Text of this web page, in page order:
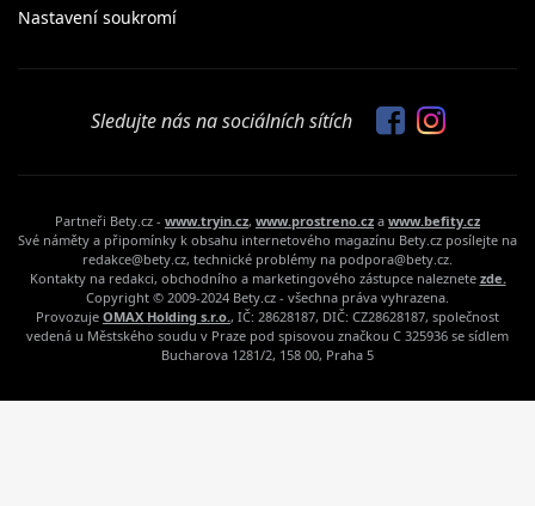
Nastavení soukromí
Sledujte nás na sociálních sítích
Partneři Bety.cz - www.tryin.cz, www.prostreno.cz a www.befity.cz
Své náměty a připomínky k obsahu internetového magazínu Bety.cz posílejte na
redakce@bety.cz, technické problémy na podpora@bety.cz.
Kontakty na redakci, obchodního a marketingového zástupce naleznete zde.
Copyright © 2009-2024 Bety.cz - všechna práva vyhrazena.
Provozuje OMAX Holding s.r.o., IČ: 28628187, DIČ: CZ28628187, společnost
vedená u Městského soudu v Praze pod spisovou značkou C 325936 se sídlem
Bucharova 1281/2, 158 00, Praha 5